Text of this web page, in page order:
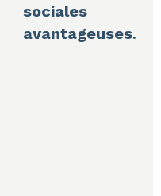
sociales
avantageuses.